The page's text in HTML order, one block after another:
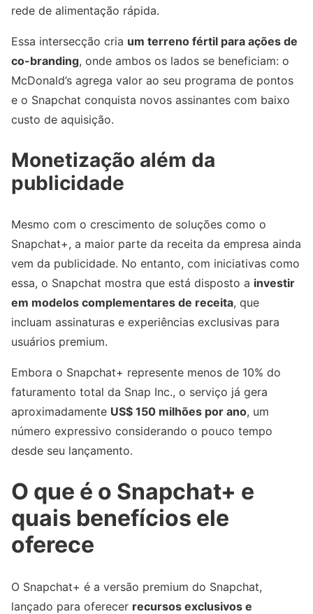
rede de alimentação rápida.
Essa intersecção cria um terreno fértil para ações de
co-branding, onde ambos os lados se beneficiam: o
McDonald’s agrega valor ao seu programa de pontos
e o Snapchat conquista novos assinantes com baixo
custo de aquisição.
Monetização além da
publicidade
Mesmo com o crescimento de soluções como o
Snapchat+, a maior parte da receita da empresa ainda
vem da publicidade. No entanto, com iniciativas como
essa, o Snapchat mostra que está disposto a investir
em modelos complementares de receita, que
incluam assinaturas e experiências exclusivas para
usuários premium.
Embora o Snapchat+ represente menos de 10% do
faturamento total da Snap Inc., o serviço já gera
aproximadamente US$ 150 milhões por ano, um
número expressivo considerando o pouco tempo
desde seu lançamento.
O que é o Snapchat+ e
quais benefícios ele
oferece
O Snapchat+ é a versão premium do Snapchat,
lançado para oferecer recursos exclusivos e